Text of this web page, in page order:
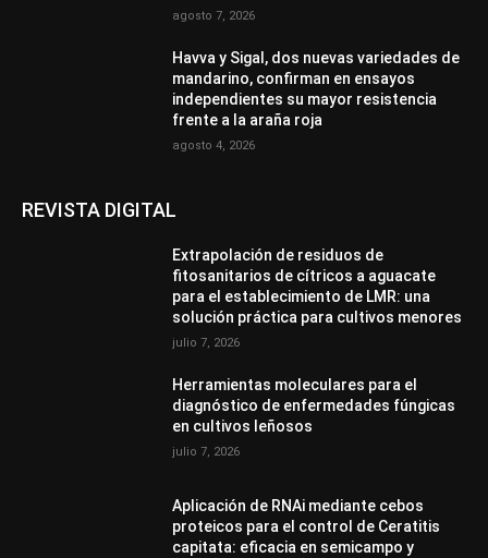
agosto 7, 2026
Havva y Sigal, dos nuevas variedades de
mandarino, confirman en ensayos
independientes su mayor resistencia
frente a la araña roja
agosto 4, 2026
REVISTA DIGITAL
Extrapolación de residuos de
fitosanitarios de cítricos a aguacate
para el establecimiento de LMR: una
solución práctica para cultivos menores
julio 7, 2026
Herramientas moleculares para el
diagnóstico de enfermedades fúngicas
en cultivos leñosos
julio 7, 2026
Aplicación de RNAi mediante cebos
proteicos para el control de Ceratitis
capitata: eficacia en semicampo y